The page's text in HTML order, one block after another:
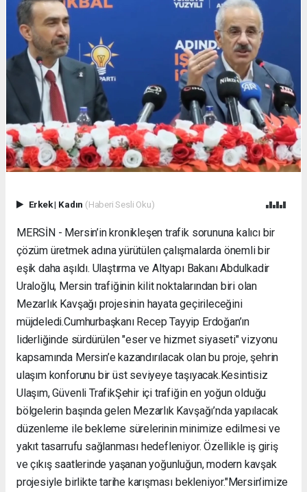
Erkek| Kadın (Haberi Sesli Oku)
MERSİN - Mersin’in kronikleşen trafik sorununa kalıcı bir
çözüm üretmek adına yürütülen çalışmalarda önemli bir
eşik daha aşıldı. Ulaştırma ve Altyapı Bakanı Abdulkadir
Uraloğlu, Mersin trafiğinin kilit noktalarından biri olan
Mezarlık Kavşağı projesinin hayata geçirileceğini
müjdeledi. ​Cumhurbaşkanı Recep Tayyip Erdoğan’ın
liderliğinde sürdürülen "eser ve hizmet siyaseti" vizyonu
kapsamında Mersin’e kazandırılacak olan bu proje, şehrin
ulaşım konforunu bir üst seviyeye taşıyacak. ​Kesintisiz
Ulaşım, Güvenli Trafik ​Şehir içi trafiğin en yoğun olduğu
bölgelerin başında gelen Mezarlık Kavşağı’nda yapılacak
düzenleme ile bekleme sürelerinin minimize edilmesi ve
yakıt tasarrufu sağlanması hedefleniyor. Özellikle iş giriş
ve çıkış saatlerinde yaşanan yoğunluğun, modern kavşak
projesiyle birlikte tarihe karışması bekleniyor. ​"Mersin’imize